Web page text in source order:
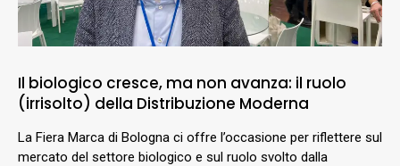
Il biologico cresce, ma non avanza: il ruolo
(irrisolto) della Distribuzione Moderna
La Fiera Marca di Bologna ci offre l’occasione per riflettere sul
mercato del settore biologico e sul ruolo svolto dalla